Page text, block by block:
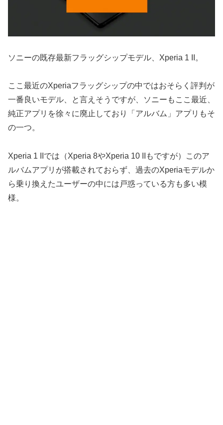
ソニーの既存最新フラッグシップモデル、Xperia 1 II。
ここ最近のXperiaフラッグシップの中ではおそらく評判が
一番良いモデル、と言えそうですが、ソニーもここ最近、
純正アプリを徐々に廃止しており「アルバム」アプリもそ
の一つ。
Xperia 1 IIでは（Xperia 8やXperia 10 IIもですが）このア
ルバムアプリが搭載されておらず、過去のXperiaモデルか
ら乗り換えたユーザーの中には戸惑っている方も多い模
様。